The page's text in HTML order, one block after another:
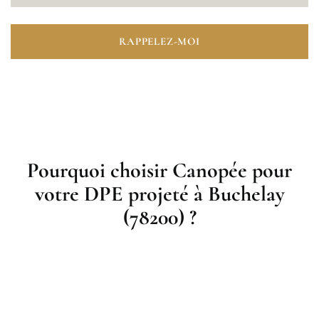
RAPPELEZ-MOI
Pourquoi choisir Canopée pour
votre DPE projeté à Buchelay
(78200) ?